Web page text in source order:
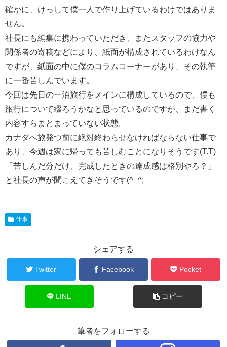
確かに、けっして僕一人で作り上げているわけではありま
せん。
社長にも編集に携わっていただき、またスタッフの協力や
関係者の寄稿などにより、紙面が構成されているわけなん
ですが、紙面の中に僕のコラムコーナーがあり、その執筆
に一番苦しんでいます。
今回は先日の一泊旅行をメインに構成しているので、僕も
旅行について綴ろうかなと思っているのですが、まだ書く
内容すらまとまっていない状態。
カナダへ旅発つ前に絶対終わらせなければならない仕事で
あり、今週は家に帰っても苦しむことになりそうです(T.T)
「苦しんだ分だけ、完成したときの達成感は格別やろ？」
と社長の声が聞こえてきそうです(^_^;
仕事
シェアする
Twitter Facebook Pocket
LINE コピー
筆者をフォローする